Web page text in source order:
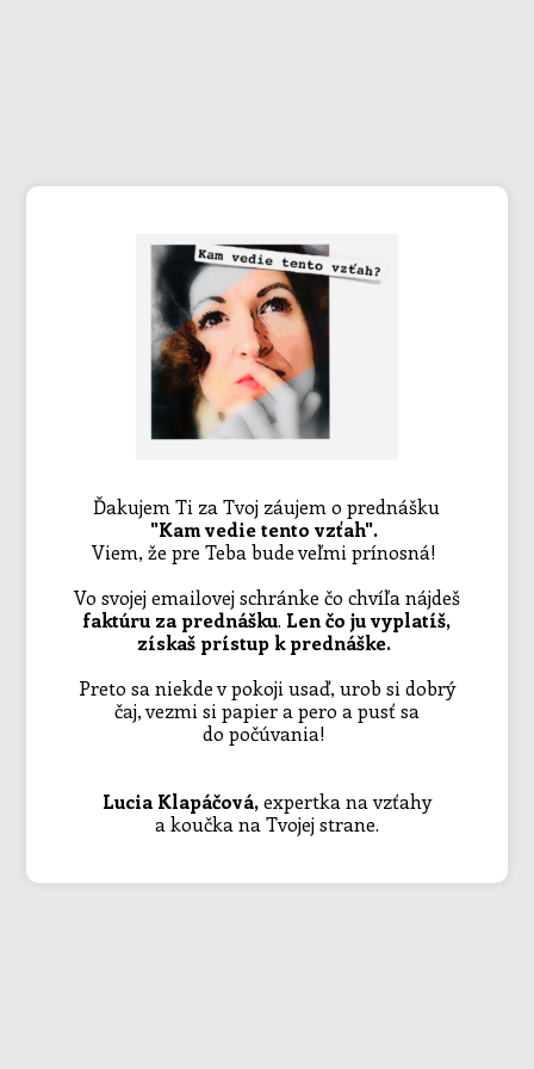
Ďakujem Ti za Tvoj záujem o prednášku
"Kam vedie tento vzťah".
Viem, že pre Teba bude veľmi prínosná!
Vo svojej emailovej schránke čo chvíľa nájdeš
faktúru za prednášku. Len čo ju vyplatíš,
získaš prístup k prednáške.
Preto sa niekde v pokoji usaď, urob si dobrý
čaj, vezmi si papier a pero a pusť sa
do počúvania!
Lucia Klapáčová,expertka na vzťahy
a koučka na Tvojej strane.